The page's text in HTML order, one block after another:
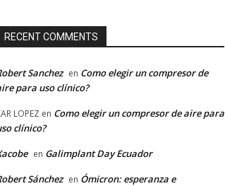
RECENT COMMENTS
Sanchez en Como elegir un compresor de
para uso clínico?
LOPEZ en Como elegir un compresor de aire para
clínico?
en Galimplant Day Ecuador
Sánchez en Ómicron: esperanza e